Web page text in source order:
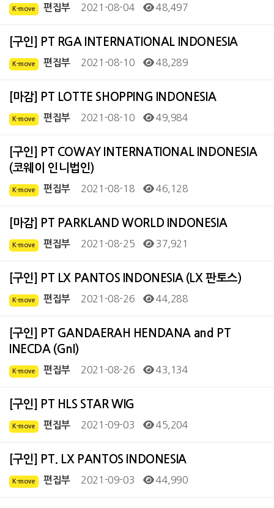
K-move 편집부 2021-08-04 48,497
[구인] PT RGA INTERNATIONAL INDONESIA
K-move 편집부 2021-08-10 48,289
[마감] PT LOTTE SHOPPING INDONESIA
K-move 편집부 2021-08-10 49,984
[구인] PT COWAY INTERNATIONAL INDONESIA
(코웨이 인니법인)
K-move 편집부 2021-08-18 46,128
[마감] PT PARKLAND WORLD INDONESIA
K-move 편집부 2021-08-25 37,921
[구인] PT LX PANTOS INDONESIA (LX 판토스)
K-move 편집부 2021-08-26 44,288
[구인] PT GANDAERAH HENDANA and PT
INECDA (GnI)
K-move 편집부 2021-08-26 43,134
[구인] PT HLS STAR WIG
K-move 편집부 2021-09-03 45,204
[구인] PT. LX PANTOS INDONESIA
K-move 편집부 2021-09-03 44,990